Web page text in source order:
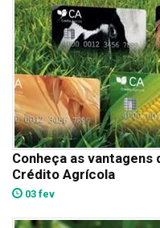
Conheça as
Crédito Agrícola
03 fev